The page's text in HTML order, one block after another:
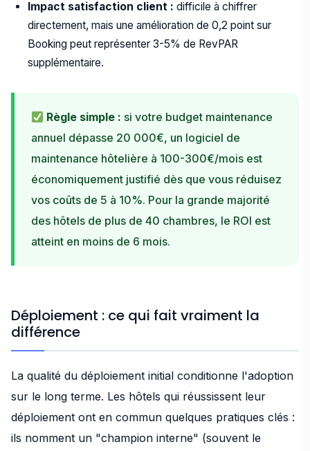
Impact satisfaction client : difficile à chiffrer
directement, mais une amélioration de 0,2 point sur
Booking peut représenter 3-5% de RevPAR
supplémentaire.
Règle simple : si votre budget maintenance
annuel dépasse 20 000€, un logiciel de
maintenance hôtelière à 100-300€/mois est
économiquement justifié dès que vous réduisez
vos coûts de 5 à 10%. Pour la grande majorité
des hôtels de plus de 40 chambres, le ROI est
atteint en moins de 6 mois.
Déploiement : ce qui fait vraiment la
différence
La qualité du déploiement initial conditionne l'adoption
sur le long terme. Les hôtels qui réussissent leur
déploiement ont en commun quelques pratiques clés :
ils nomment un "champion interne" (souvent le